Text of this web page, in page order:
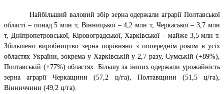
Найбільший валовий збір зерна одержали аграрії Полтавської
області – понад 5 млн т, Вінницької – 4,2 млн т, Черкаської – 3,7 млн
т, Дніпропетровської, Кіровоградської, Харківської – майже 3,5 млн т.
Збільшено виробництво зерна порівняно з попереднім роком в усіх
областях України, зокрема у Харківській у 2,7 разу, Сумській (+89%),
Полтавській (+77%) областях. Більшу за інших одержали урожайність
зерна аграрії Черкащини (57,2 ц/га), Полтавщини (51,5 ц/га),
Вінниччини (49,2 ц/га).